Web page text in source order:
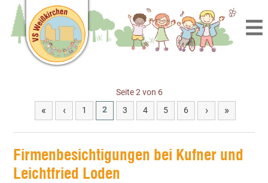
Seite 2 von 6
« ‹ 1 2 3 4 5 6 › »
Firmenbesichtigungen bei Kufner und
Leichtfried Loden